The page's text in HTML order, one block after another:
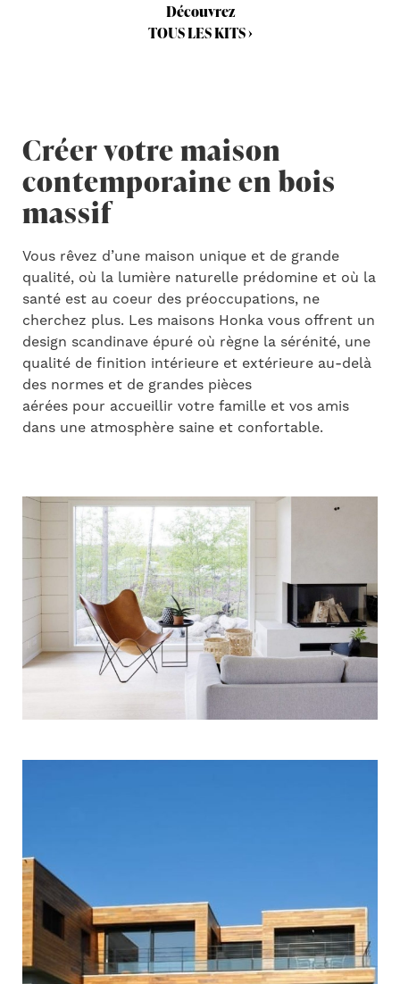
Découvrez
TOUS LES KITS ›
Créer votre maison
contemporaine en bois
massif
Vous rêvez d’une maison unique et de grande
qualité, où la lumière naturelle prédomine et où la
santé est au coeur des préoccupations, ne
cherchez plus. Les maisons Honka vous offrent un
design scandinave épuré où règne la sérénité, une
qualité de finition intérieure et extérieure au-delà
des normes et de grandes pièces
aérées pour accueillir votre famille et vos amis
dans une atmosphère saine et confortable.